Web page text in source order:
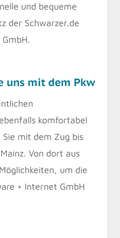
und bequeme
der Schwarzer.de
uns mit dem Pkw
komfortabel
mit dem Zug bis
Von dort aus
um die
+ Internet GmbH